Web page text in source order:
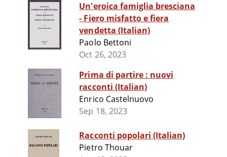
Un'eroica famiglia bresciana
- Fiero misfatto e fiera
vendetta (Italian)
Paolo Bettoni
Oct 26, 2023
Prima di partire : nuovi
racconti (Italian)
Enrico Castelnuovo
Sep 18, 2023
Racconti popolari (Italian)
Pietro Thouar